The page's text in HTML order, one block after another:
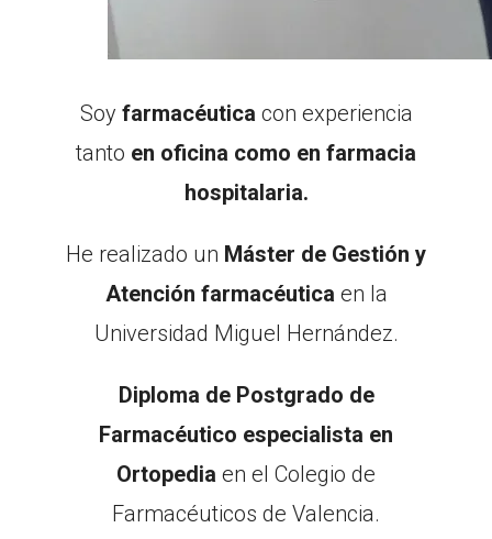
Soy farmacéutica con experiencia
tanto en oficina como en farmacia
hospitalaria.
He realizado un Máster de Gestión y
Atención farmacéutica en la
Universidad Miguel Hernández.
Diploma de Postgrado de
Farmacéutico especialista en
Ortopedia en el Colegio de
Farmacéuticos de Valencia.